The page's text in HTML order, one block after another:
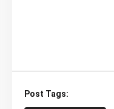
Post Tags: